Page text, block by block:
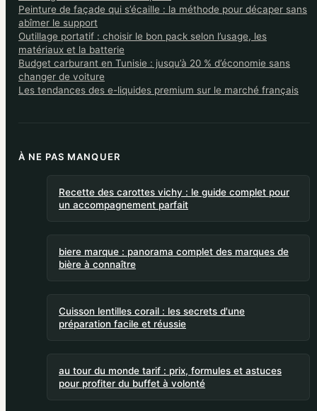
Peinture de façade qui s’écaille : la méthode pour décaper sans
abîmer le support
Outillage portatif : choisir le bon pack selon l’usage, les
matériaux et la batterie
Budget carburant en Tunisie : jusqu’à 20 % d’économie sans
changer de voiture
Les tendances des e-liquides premium sur le marché français
À NE PAS MANQUER
Recette des carottes vichy : le guide complet pour
un accompagnement parfait
biere marque : panorama complet des marques de
bière à connaître
Cuisson lentilles corail : les secrets d'une
préparation facile et réussie
au tour du monde tarif : prix, formules et astuces
pour profiter du buffet à volonté